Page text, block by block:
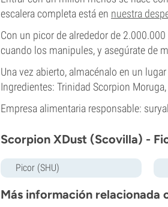
escalera completa está en nuestra
Con un picor de alrededor de
cuando los manipules, y asegúrate de
Una vez abierto, almacénalo en un
Ingredientes: Trinidad Scorpion
Empresa alimentaria responsable:
Scorpion XDust (Scovilla) -
Picor (SHU)
Más información relacionada